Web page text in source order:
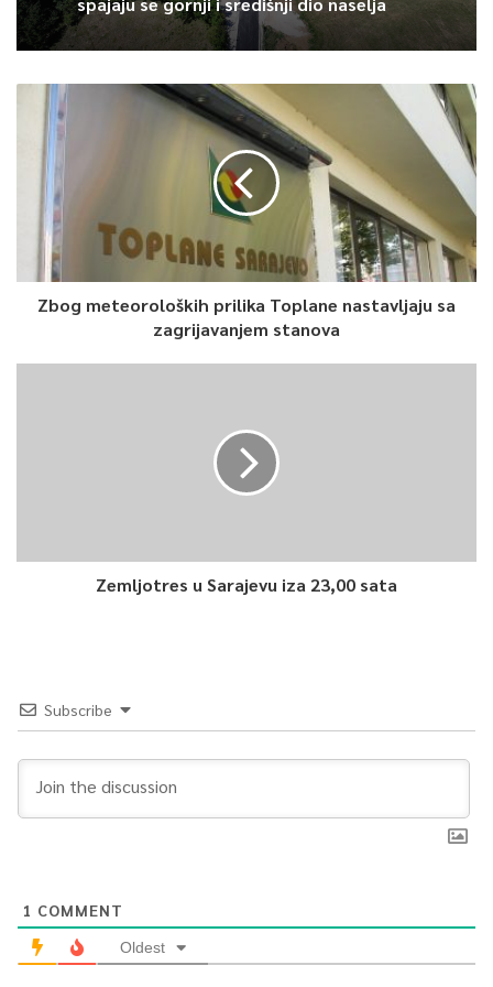
kroz život.Vrijednost ukoliko je sakralna, ona je
univerzalna, baš kao i znanje. Drugim riječima, spoznaja
tiče vjera i znanje su zapravo u sinonimnom odnosu, ističe
akademik.
Znanje koje Bog spušta u ljudsko srce nas, kako kaže akademik,
štiti da ne padnemo u stanje tzv. duhovne smrti.Duhovna
smrt je sinonim za neznanje
, objašnjava Hafizović.
Kada je riječ o mladima i poticanju na sticanje znanja,
akademik tvrdi kako ih treba učiti kulturi čitanja. Muslimane po
Božje stvorenje, zaključio je akademik Hafizović.
Zbog meteoroloških prilika Toplane nastavljaju sa
zagrijavanjem stanova
Zemljotres u Sarajevu iza 23,00 sata
Subscribe
1 COMMENT
Oldest